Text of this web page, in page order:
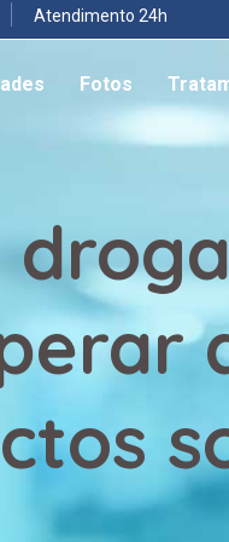
Atendimento 24h
Fotos